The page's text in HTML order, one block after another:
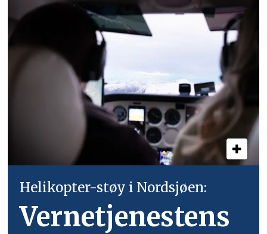
Helikopter-støy i Nordsjøen:
Vernetjenestens